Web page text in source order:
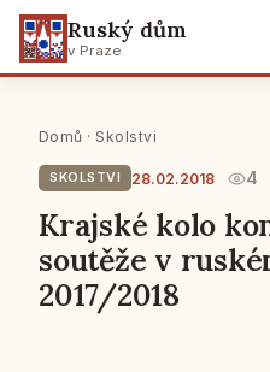
Ruský dům
v Praze
Domů · Skolstvi
SKOLSTVI 28.02.2018 4
Krajské kolo
soutěže v
2017/2018